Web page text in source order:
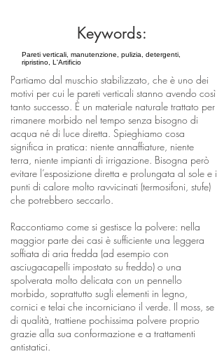
Keywords:
Pareti verticali, manutenzione, pulizia, detergenti,
ripristino, L'Artificio
Partiamo dal muschio stabilizzato, che è uno dei
motivi per cui le pareti verticali stanno avendo così
tanto successo. È un materiale naturale trattato per
rimanere morbido nel tempo senza bisogno di
acqua né di luce diretta. Spieghiamo cosa
significa in pratica: niente annaffiature, niente
terra, niente impianti di irrigazione. Bisogna però
evitare l’esposizione diretta e prolungata al sole e i
punti di calore molto ravvicinati (termosifoni, stufe)
che potrebbero seccarlo.
Raccontiamo come si gestisce la polvere: nella
maggior parte dei casi è sufficiente una leggera
soffiata di aria fredda (ad esempio con
asciugacapelli impostato su freddo) o una
spolverata molto delicata con un pennello
morbido, soprattutto sugli elementi in legno,
cornici e telai che incorniciano il verde. Il moss, se
di qualità, trattiene pochissima polvere proprio
grazie alla sua conformazione e a trattamenti
antistatici.